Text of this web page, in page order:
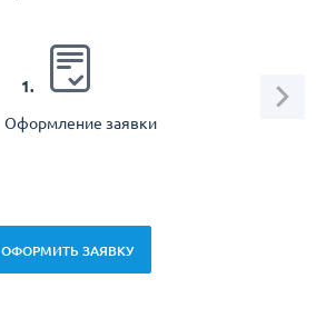
1.
Оформление заявки
ОФОРМИТЬ ЗАЯВКУ